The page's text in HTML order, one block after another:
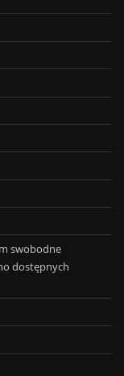
swobodne
dostępnych